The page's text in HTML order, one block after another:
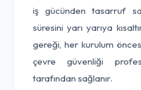
iş gücünden tasarruf
süresini yarı yarıya
gereği, her kurulum
çevre güvenliği
tarafından sağlanır.